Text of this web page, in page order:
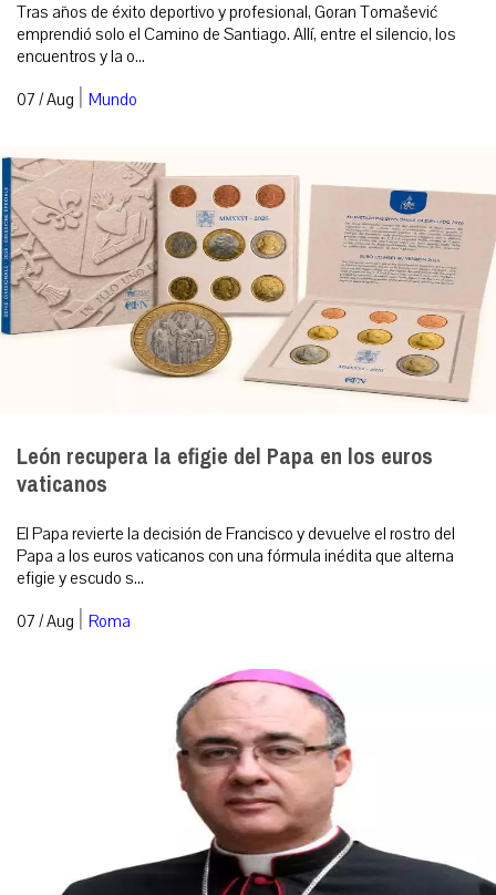
Tras años de éxito deportivo y profesional, Goran Tomašević
emprendió solo el Camino de Santiago. Allí, entre el silencio, los
encuentros y la o...
07 / Aug | Mundo
León recupera la efigie del Papa en los euros
vaticanos
El Papa revierte la decisión de Francisco y devuelve el rostro del
Papa a los euros vaticanos con una fórmula inédita que alterna
efigie y escudo s...
07 / Aug | Roma